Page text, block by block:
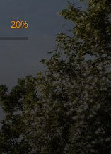
20%